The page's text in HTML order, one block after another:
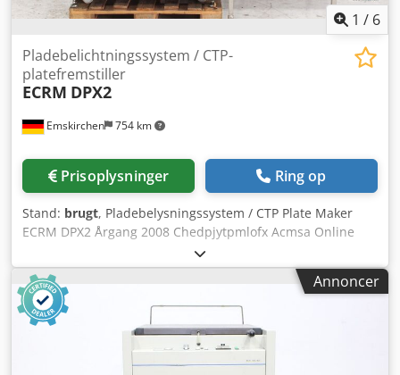
1 / 6
Emskirchen 754 km
Pladebelichtningssystem / CTP-
platefremstiller
ECRM DPX2
Prisoplysninger Ring op
Stand: brugt, Pladebelysningssystem / CTP Plate Maker
ECRM DPX2 Årgang 2008 Chedpjytpmlofx Acmsa Online
videoinspektion via WhatsApp - MS Zoom - Telegram På
lager i Emskirchen/Nürnberg - Umiddelbart tilgængelig -
Kan testes
Annoncer